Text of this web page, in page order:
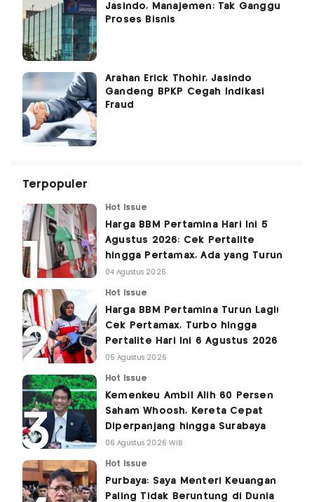
Jasindo, Manajemen: Tak Ganggu
Proses Bisnis
Arahan Erick Thohir, Jasindo
Gandeng BPKP Cegah Indikasi
Fraud
Terpopuler
Hot Issue
Harga BBM Pertamina Hari Ini 5
Agustus 2026: Cek Pertalite
hingga Pertamax, Ada yang Turun
04 Agustus 2026
Hot Issue
Harga BBM Pertamina Turun Lagi!
Cek Pertamax, Turbo hingga
Pertalite Hari Ini 6 Agustus 2026
05 Agustus 2026
Hot Issue
Kemenkeu Ambil Alih 60 Persen
Saham Whoosh, Kereta Cepat
Diperpanjang hingga Surabaya
06 Agustus 2026 WIB
Hot Issue
Purbaya: Saya Menteri Keuangan
Paling Tidak Beruntung di Dunia